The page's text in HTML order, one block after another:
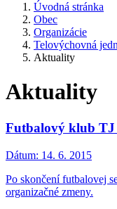
Úvodná stránka
Obec
Organizácie
Telovýchovná
Aktuality
Aktuality
Futbalový klub
Dátum: 14. 6. 2015
Po skončení futbalovej
organizačné zmeny.